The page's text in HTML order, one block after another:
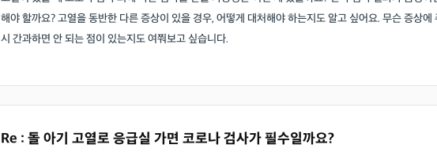
해야 할까요? 고열을 동반한 다른 증상이 있을 경우, 어떻게 대처해야 하는지도 알고 싶어요. 무슨 증상에
시 간과하면 안 되는 점이 있는지도 여쭤보고 싶습니다.
Re : 돌 아기 고열로 응급실 가면 코로나 검사가 필수일까요?